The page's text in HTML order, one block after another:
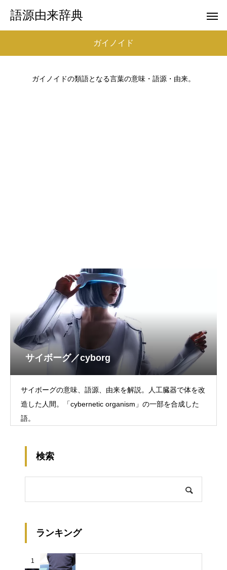
語源由来辞典
ガイノイド
ガイノイドの類語となる言葉の意味・語源・由来。
サイボーグ／cyborg
サイボーグの意味、語源、由来を解説。人工臓器で体を改
造した人間。「cybernetic organism」の一部を合成した
語。
検索
ランキング
1